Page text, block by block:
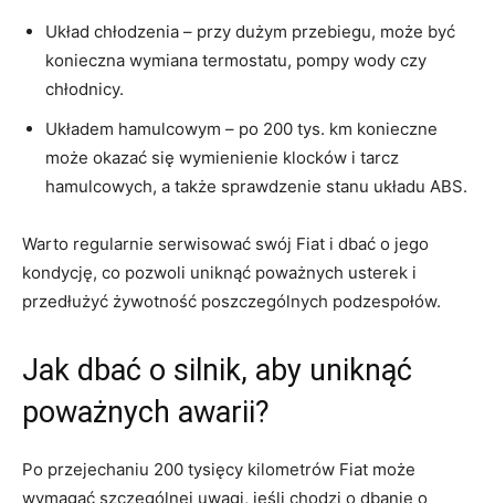
Układ chłodzenia –⁢ przy dużym przebiegu, może być
konieczna wymiana termostatu, pompy wody czy
chłodnicy.
Układem​ hamulcowym ‌– po 200 tys. km konieczne
może okazać się​ wymienienie klocków i tarcz
hamulcowych, a ⁤także sprawdzenie stanu​ układu ABS.
Warto regularnie serwisować swój Fiat i dbać o ‌jego
kondycję, co pozwoli uniknąć poważnych ⁤usterek⁣ i
przedłużyć ​żywotność poszczególnych podzespołów.
Jak‌ dbać o silnik,⁣ aby uniknąć
poważnych awarii?
Po przejechaniu 200 ⁣tysięcy kilometrów Fiat może
wymagać szczególnej⁢ uwagi, ⁢jeśli chodzi o dbanie‌ o